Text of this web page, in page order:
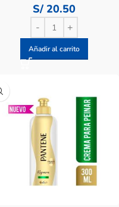
S/20.50
Añadir al carrito